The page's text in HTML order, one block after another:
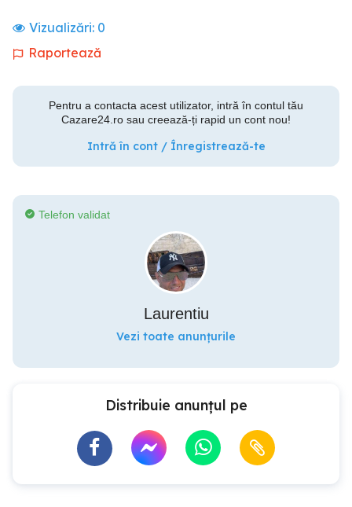
Vizualizări: 0
Raportează
Pentru a contacta acest utilizator, intră în contul tău
Cazare24.ro sau creează-ți rapid un cont nou!
Intră în cont / Înregistrează-te
Telefon validat
Laurentiu
Vezi toate anunțurile
Distribuie anunțul pe